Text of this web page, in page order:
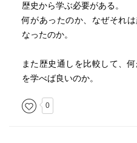
歴史から学ぶ必要がある。
何があったのか、なぜそれ
なったのか。
また歴史通しを比較して、
を学べば良いのか。
0